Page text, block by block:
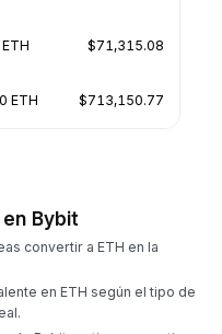
$71,315.08
ETH $713,150.77
Bybit
convertir a ETH en la
en ETH según el tipo de